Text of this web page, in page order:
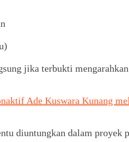
jika terbukti
Ade Kuswara Kunang
diuntungkan dalam